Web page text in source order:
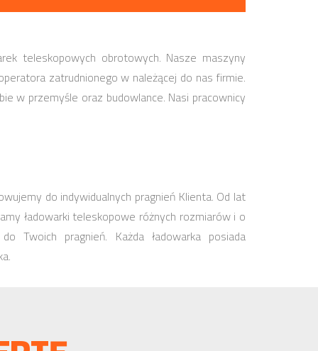
teleskopowych obrotowych. Nasze maszyny
zatrudnionego w należącej do nas firmie.
w przemyśle oraz budowlance. Nasi pracownicy
do indywidualnych pragnień Klienta. Od lat
ładowarki teleskopowe różnych rozmiarów i o
Twoich pragnień. Każda ładowarka posiada